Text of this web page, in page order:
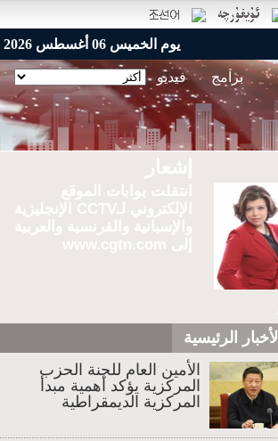
يوم الخميس 06 أغسطس 2026
برامج فيديو
إشعار
انتقلت بوابات الموقع
الإلكتروني لـCCTV الإنجليزية
والإسبانية والفرنسية والعربية
إلى www.cgtn.com
الأخبار الرئيسية
الأمين العام للجنة الحزب
المركزية يؤكد أهمية مبدأ
المركزية الديمقراطية